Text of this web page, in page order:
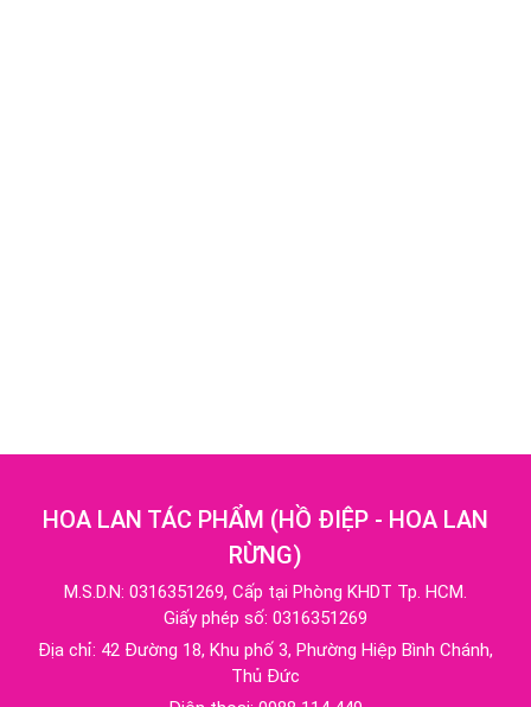
HOA LAN TÁC PHẨM (HỒ ĐIỆP - HOA LAN
RỪNG)
M.S.D.N: 0316351269, Cấp tại Phòng KHDT Tp. HCM.
Giấy phép số: 0316351269
Địa chỉ: 42 Đường 18, Khu phố 3, Phường Hiệp Bình Chánh,
Thủ Đức